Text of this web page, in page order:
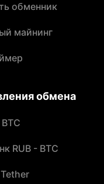
обменник
майнинг
обмена
RUB - BTC